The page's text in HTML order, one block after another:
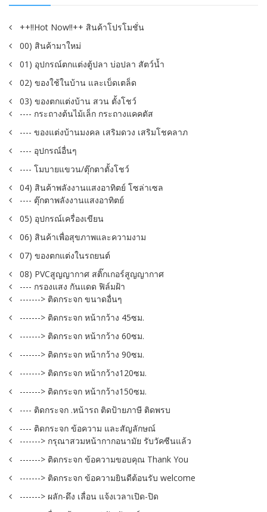
++!!Hot Now!!++ สินค้าโปรโมชั่น
00) สินค้ามาใหม่
01) อุปกรณ์ตกแต่งตู้ปลา บ่อปลา สัตว์น้ำ
02) ของใช้ในบ้าน และเบ็ดเตล็ด
03) ของตกแต่งบ้าน สวน ตั้งโชว์
---- กระถางต้นไม้เล็ก กระถางแคคตัส
---- ของแต่งบ้านมงคล เสริมดวง เสริมโชคลาภ
---- อุปกรณ์อื่นๆ
---- โมบายแขวน/ตุ๊กตาตั้งโชว์
04) สินค้าพลังงานแสงอาทิตย์ โซล่าเซล
---- ตุ๊กตาพลังงานแสงอาทิตย์
05) อุปกรณ์เครื่องเขียน
06) สินค้าเพื่อสุขภาพและความงาม
07) ของตกแต่งในรถยนต์
08) PVCสูญญากาศ สติ๊กเกอร์สูญญากาศ
---- กรองแสง กันแดด ฟิล์มฝ้า
-------> ติดกระจก ขนาดอื่นๆ
-------> ติดกระจก หน้ากว้าง 45ซม.
-------> ติดกระจก หน้ากว้าง 60ซม.
-------> ติดกระจก หน้ากว้าง 90ซม.
-------> ติดกระจก หน้ากว้าง120ซม.
-------> ติดกระจก หน้ากว้าง150ซม.
---- ติดกระจก .หน้ารถ ติดป้ายภาษี ติดพรบ
---- ติดกระจก ข้อความ และสัญลักษณ์
-------> กรุณาสวมหน้ากากอนามัย รับวัคซีนแล้ว
-------> ติดกระจก ข้อความขอบคุณ Thank You
-------> ติดกระจก ข้อความยินดีต้อนรับ welcome
-------> ผลัก-ดึง เลื่อน แจ้งเวลาเปิด-ปิด